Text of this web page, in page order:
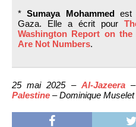
*Sumaya Mohammedest
Gaza. Elle a écrit pour
Washington Report on
Are Not Numbers.
25 mai 2025 – Al-Jazeera–
Palestine – Dominique Muselet